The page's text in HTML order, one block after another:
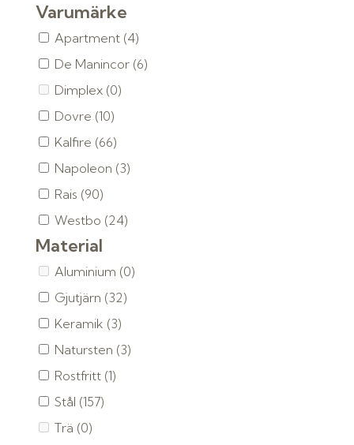
Varumärke
Apartment (4)
De Manincor (6)
Dimplex (0)
Dovre (10)
Kalfire (66)
Napoleon (3)
Rais (90)
Westbo (24)
Material
Aluminium (0)
Gjutjärn (32)
Keramik (3)
Natursten (3)
Rostfritt (1)
Stål (157)
Trä (0)